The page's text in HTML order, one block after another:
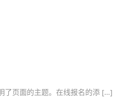
了页面的主题。在线报名的添 […]